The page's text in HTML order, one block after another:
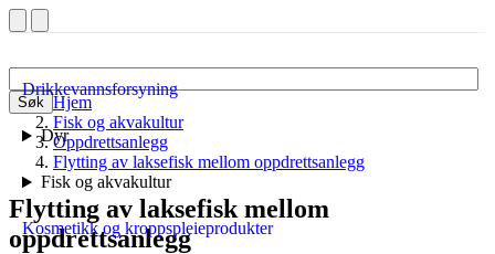
Søk
Drikkevannsforsyning
Dyr
Fisk og akvakultur
Kosmetikk og kroppspleieprodukter
Hjem
Fisk og akvakultur
Oppdrettsanlegg
Flytting av laksefisk mellom oppdrettsanlegg
Flytting av laksefisk mellom
oppdrettsanlegg